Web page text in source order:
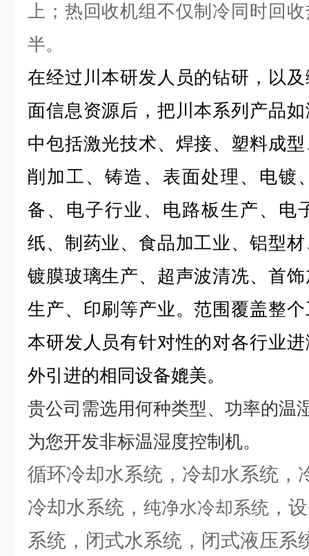
上；热回收机组不仅制冷同时回
半。
在经过川本研发人员的钻研，以
面信息资源后，把川本系列产品
中包括激光技术、焊接、塑料成
削加工、铸造、表面处理、电镀
备、电子行业、电路板生产、电
纸、制药业、食品加工业、铝型
镀膜玻璃生产、超声波清冼、首
生产、印刷等产业。范围覆盖整
本研发人员有针对性的对各行业
外引进的相同设备媲美。
贵公司需选用何种类型、功率的温
为您开发非标温湿度控制机。
循环冷却水系统，冷却水系统，
冷却水系统， 纯净水冷却系统 ，
系统，闭式水系统，闭式液压系